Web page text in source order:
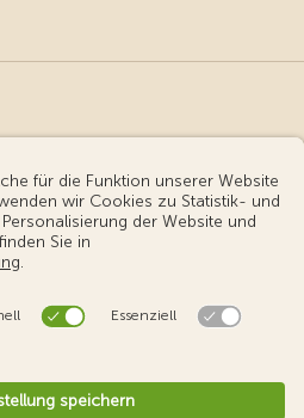
Club Schweiz
- rechtliche Informationen
Einstellungen